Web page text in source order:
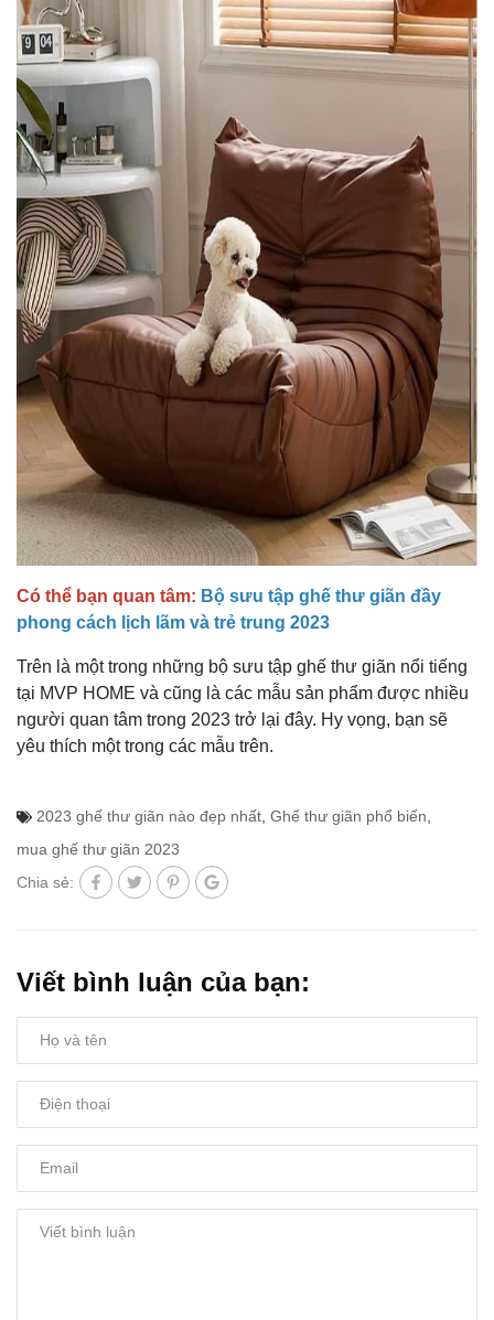
Có thể bạn quan tâm: Bộ sưu tập ghế thư giãn đầy
phong cách lịch lãm và trẻ trung 2023
Trên là một trong những bộ sưu tập ghế thư giãn nổi tiếng
tại MVP HOME và cũng là các mẫu sản phẩm được nhiều
người quan tâm trong 2023 trở lại đây. Hy vọng, bạn sẽ
yêu thích một trong các mẫu trên.
2023 ghế thư giãn nào đẹp nhất Ghế thư giãn phổ biến
mua ghế thư giãn 2023
Chia sẻ:
Viết bình luận của bạn: